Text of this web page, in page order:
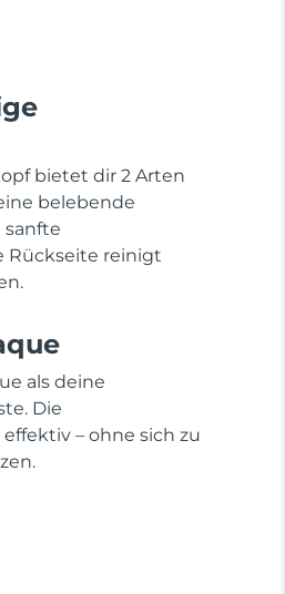
bietet dir 2 Arten
belebende
Rückseite reinigt
als deine
Die
– ohne sich zu